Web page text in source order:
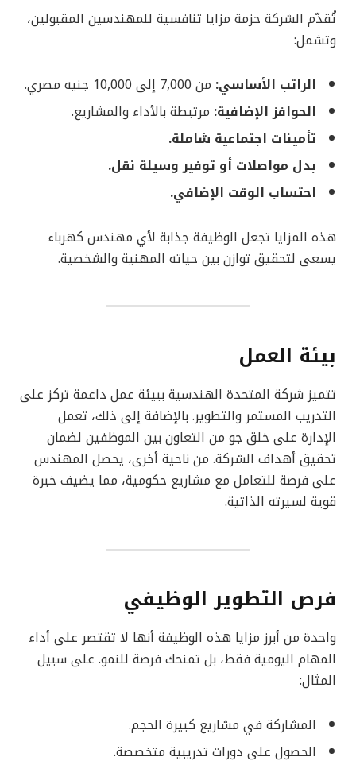
تُقدّم الشركة حزمة مزايا تنافسية للمهندسين المقبولين،
وتشمل:
الراتب الأساسي: من 7,000 إلى 10,000 جنيه مصري.
الحوافز الإضافية: مرتبطة بالأداء والمشاريع.
تأمينات اجتماعية شاملة.
بدل مواصلات أو توفير وسيلة نقل.
احتساب الوقت الإضافي.
هذه المزايا تجعل الوظيفة جذابة لأي مهندس كهرباء
يسعى لتحقيق توازن بين حياته المهنية والشخصية.
بيئة العمل
تتميز شركة المتحدة الهندسية ببيئة عمل داعمة تركز على
التدريب المستمر والتطوير. بالإضافة إلى ذلك، تعمل
الإدارة على خلق جو من التعاون بين الموظفين لضمان
تحقيق أهداف الشركة. من ناحية أخرى، يحصل المهندس
على فرصة للتعامل مع مشاريع حكومية، مما يضيف خبرة
قوية لسيرته الذاتية.
فرص التطوير الوظيفي
واحدة من أبرز مزايا هذه الوظيفة أنها لا تقتصر على أداء
المهام اليومية فقط، بل تمنحك فرصة للنمو. على سبيل
المثال:
المشاركة في مشاريع كبيرة الحجم.
الحصول على دورات تدريبية متخصصة.